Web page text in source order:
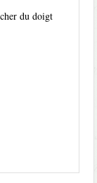
du doigt